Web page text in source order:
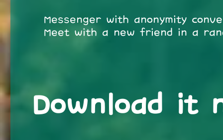
Download it
Messenger with anonymity
Meet with a new friend in a